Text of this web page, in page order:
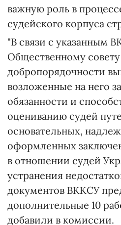
важную роль в
судейского корпуса
"В связи с указанным
Общественному совету
добропорядочности
возложенные на него
обязанности и
оцениванию судей
основательных,
оформленных
в отношении судей
устранения
документов ВККСУ
дополнительные 10
добавили в комиссии.